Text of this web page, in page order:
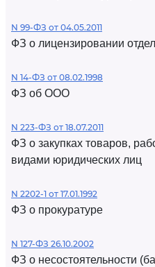
N 99-ФЗ от 04.05.2011
ФЗ о лицензировании
N 14-ФЗ от 08.02.1998
ФЗ об ООО
N 223-ФЗ от 18.07.2011
ФЗ о закупках товаров,
видами юридических лиц
N 2202-1 от 17.01.1992
ФЗ о прокуратуре
N 127-ФЗ 26.10.2002
ФЗ о несостоятельности